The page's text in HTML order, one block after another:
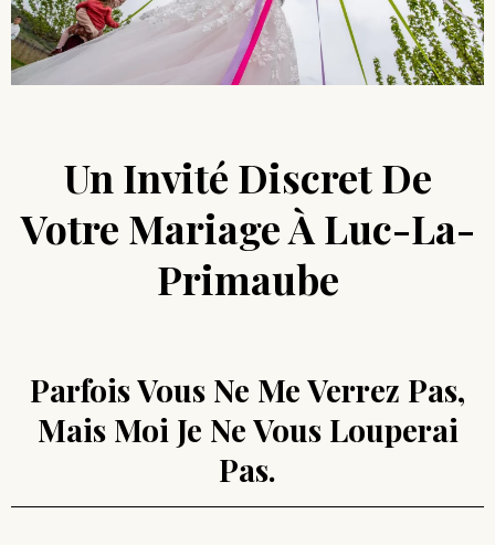
Un Invité Discret De
Votre Mariage À Luc-La-
Primaube
Parfois Vous Ne Me Verrez Pas,
Mais Moi Je Ne Vous Louperai
Pas.